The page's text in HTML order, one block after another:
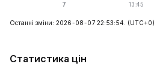
Останні зміни: 2026-08-07 22:53:54. (UTC+0)
Статистика цін